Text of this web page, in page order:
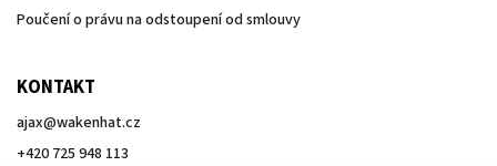
Poučení o právu na odstoupení od smlouvy
KONTAKT
ajax@wakenhat.cz
+420 725 948 113